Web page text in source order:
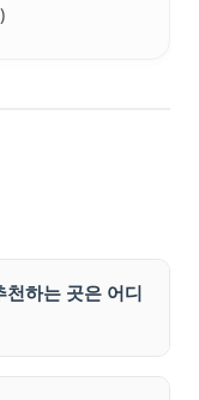
천하는 곳은 어디